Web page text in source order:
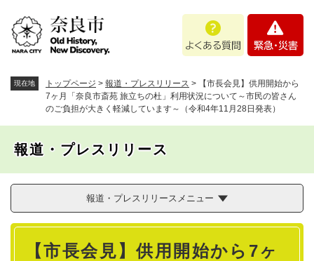
。
あ
問
・
現在地 トップページ > 報道・プレスリリース >
【市長会見】供用開始から
7ヶ月「奈良市斎苑 旅立ちの杜」利用状況について～市民の皆さん
のご負担が大きく軽減しています～（令和4年11月28日発表）
報道・プレスリリース
報道・プレスリリースメニュー
本
【市長会見】供用開始から7ヶ